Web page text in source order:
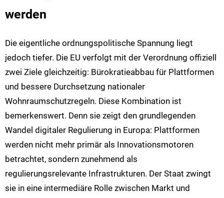
werden
Die eigentliche ordnungspolitische Spannung liegt
jedoch tiefer. Die EU verfolgt mit der Verordnung offiziell
zwei Ziele gleichzeitig: Bürokratieabbau für Plattformen
und bessere Durchsetzung nationaler
Wohnraumschutzregeln. Diese Kombination ist
bemerkenswert. Denn sie zeigt den grundlegenden
Wandel digitaler Regulierung in Europa: Plattformen
werden nicht mehr primär als Innovationsmotoren
betrachtet, sondern zunehmend als
regulierungsrelevante Infrastrukturen. Der Staat zwingt
sie in eine intermediäre Rolle zwischen Markt und